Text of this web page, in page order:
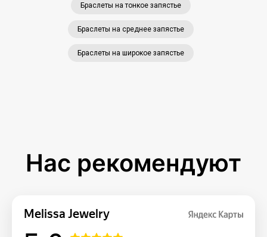
Браслеты на тонкое запястье
Браслеты на среднее запястье
Браслеты на широкое запястье
Нас рекомендуют